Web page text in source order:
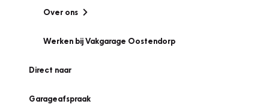
Over ons
Werken bij Vakgarage Oostendorp
Direct naar
Garageafspraak